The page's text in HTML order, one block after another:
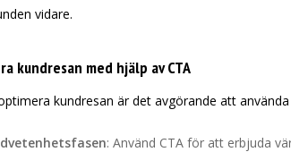
vidare.
kundresan med hjälp av CTA
kundresan är det avgörande att
: Använd CTA för att erbjuda